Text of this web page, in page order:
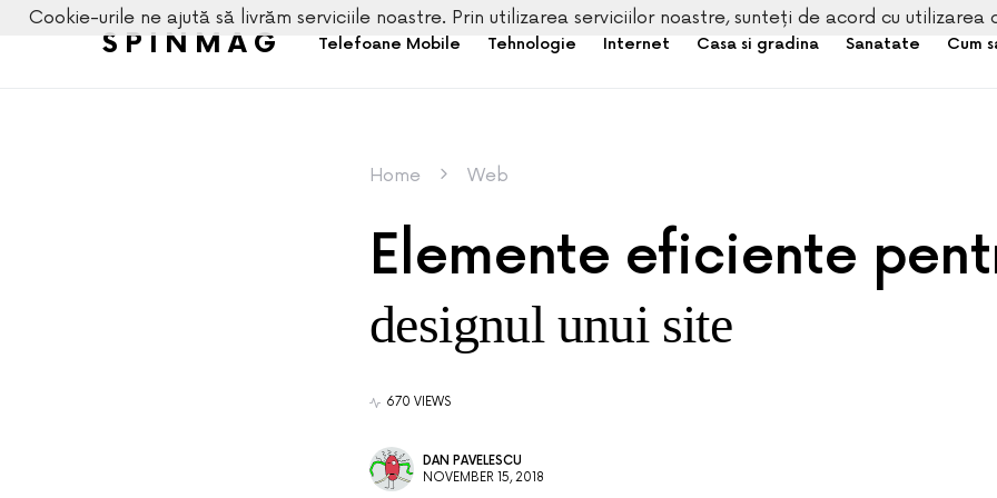
SPINMAG Telefoane Mobile Tehnologie Internet Casa si gradina Sanatate Cum
Home Web
Elemente eficiente
designul unui site
670 VIEWS
DAN PAVELESCU
NOVEMBER 15, 2018
Cookie-urile ne ajută să livrăm serviciile noastre. Prin utilizarea serviciilor noastre, sunteți de acord cu utilizarea